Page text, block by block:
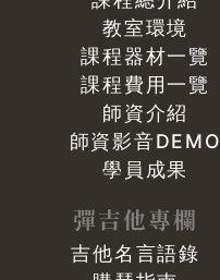
教室環境
課程器材一覽
課程費用一覽
師資介紹
師資影音DEMO
學員成果
彈吉他專欄
吉他名言語錄